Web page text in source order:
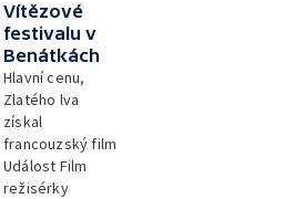
Vítězové
festivalu v
Benátkách
Hlavní cenu,
Zlatého lva
získal
francouzský film
Událost Film
režisérky